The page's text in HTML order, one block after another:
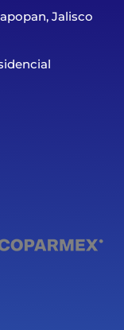
Jalisco